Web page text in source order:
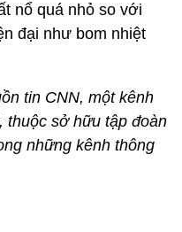
nổ quá nhỏ so với
đại như bom nhiệt
tin CNN, một kênh
thuộc sở hữu tập đoàn
những kênh thông